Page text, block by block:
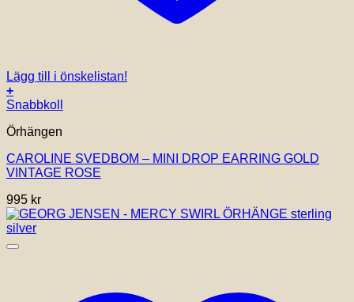
Lägg till i önskelistan!
+
Snabbkoll
Örhängen
CAROLINE SVEDBOM – MINI DROP EARRING GOLD
VINTAGE ROSE
995 kr